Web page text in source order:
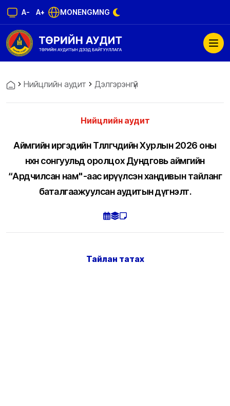
A- A+ MONENGMNG
Нийцлийн аудит Дэлгэрэнгүй
Нийцлийн аудит
Аймгийн иргэдийн Төлөөлөгчдийн Хурлын 2026 оны
нөхөн сонгуульд оролцох Дундговь аймгийн
“Ардчилсан нам"-аас ирүүлсэн хандивын тайланг
баталгаажуулсан аудитын дүгнэлт.
Тайлан татах